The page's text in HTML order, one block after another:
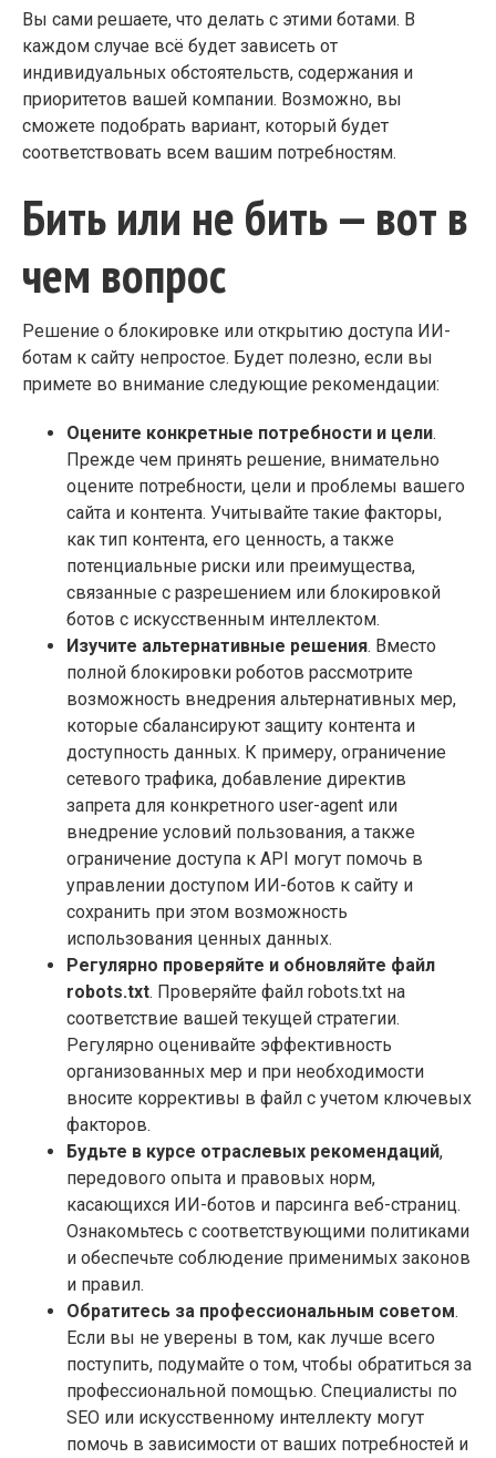
Вы сами решаете, что делать с этими ботами. В
каждом случае всё будет зависеть от
индивидуальных обстоятельств, содержания и
приоритетов вашей компании. Возможно, вы
сможете подобрать вариант, который будет
соответствовать всем вашим потребностям.
Бить или не бить — вот в
чем вопрос
Решение о блокировке или открытию доступа ИИ-
ботам к сайту непростое. Будет полезно, если вы
примете во внимание следующие рекомендации:
Оцените конкретные потребности и цели.
Прежде чем принять решение, внимательно
оцените потребности, цели и проблемы вашего
сайта и контента. Учитывайте такие факторы,
как тип контента, его ценность, а также
потенциальные риски или преимущества,
связанные с разрешением или блокировкой
ботов с искусственным интеллектом.
Изучите альтернативные решения. Вместо
полной блокировки роботов рассмотрите
возможность внедрения альтернативных мер,
которые сбалансируют защиту контента и
доступность данных. К примеру, ограничение
сетевого трафика, добавление директив
запрета для конкретного user-agent или
внедрение условий пользования, а также
ограничение доступа к API могут помочь в
управлении доступом ИИ-ботов к сайту и
сохранить при этом возможность
использования ценных данных.
Регулярно проверяйте и обновляйте файл
robots.txt. Проверяйте файл robots.txt на
соответствие вашей текущей стратегии.
Регулярно оценивайте эффективность
организованных мер и при необходимости
вносите коррективы в файл с учетом ключевых
факторов.
Будьте в курсе отраслевых рекомендаций,
передового опыта и правовых норм,
касающихся ИИ-ботов и парсинга веб-страниц.
Ознакомьтесь с соответствующими политиками
и обеспечьте соблюдение применимых законов
и правил.
Обратитесь за профессиональным советом.
Если вы не уверены в том, как лучше всего
поступить, подумайте о том, чтобы обратиться за
профессиональной помощью. Специалисты по
SEO или искусственному интеллекту могут
помочь в зависимости от ваших потребностей и